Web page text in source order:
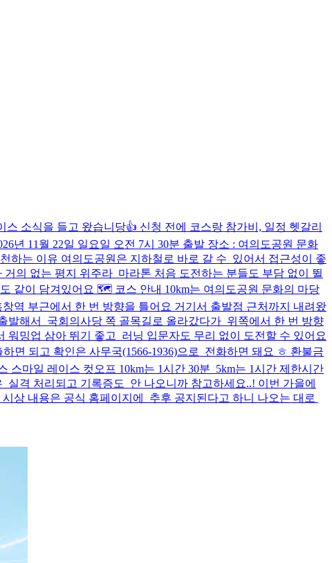
소식을 들고 왔습니당👍 신청 전에 코스랑 참가비, 일정 헷갈리
년 11월 22일 일요일 오전 7시 30분 출발 장소 : 여의도공원 문화
하는 이유 여의도공원은 지하철로 바로 갈 수 있어서 접근성이 좋
의 없는 평지 위주라 마라톤 처음 도전하는 분들도 부담 없이 뛸
같이 담겨있어요 🗺️ 코스 안내 10km는 여의도공원 문화의 마당
역 부근에서 한 번 방향을 틀어요 거기서 출발점 근처까지 내려왔
발해서 국회의사당 쪽 골목길로 올라갔다가 위쪽에서 한 번 방향
밍업 삼아 뛰기 좋고 러닝 입문자도 무리 없이 도전할 수 있어요
면 되고 확인은 사무국(1566-1936)으로 전화하면 돼요 ㅎ 환불금
마일 레이스 컷오프 10km는 1시간 30분 5km는 1시간 제한시간
격 처리되고 기록증도 안 나오니까 참고하세요..! 이번 가을에
상 내용은 공식 홈페이지에 추후 공지된다고 하니 나오는 대로